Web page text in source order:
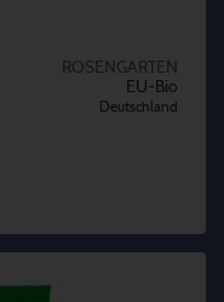
ROSENGARTEN
EU-Bio
Deutschland